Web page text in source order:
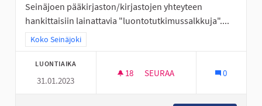
Seinäjoen pääkirjaston/kirjastojen yhteyteen
hankittaisiin lainattavia "luontotutkimussalkkuja"....
Rajaa tulokset teeman mukaan: Koko Seinäjoki
Koko Seinäjoki
LUONTIAIKA
31.01.2023
18 18 SEURAAJAA
SEURAA 0